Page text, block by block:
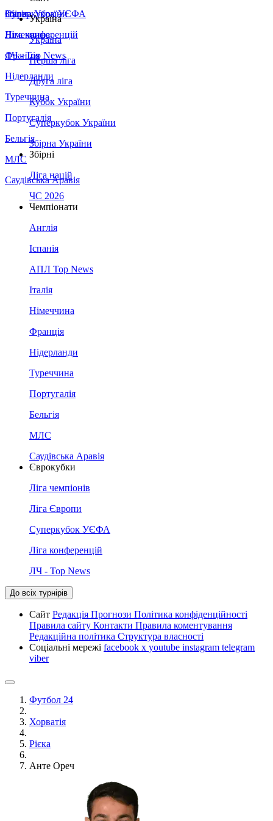
Збірна України
Італія
Німеччина
Франція
Нідерланди
Туреччина
Португалія
Бельгія
МЛС
Саудівська Аравія
Суперкубок УЄФА
Ліга конференцій
ЛЧ - Top News
Україна
Україна
Перша ліга
Друга ліга
Кубок України
Суперкубок України
Збірна України
Збірні
Ліга націй
ЧС 2026
Чемпіонати
Англія
Іспанія
АПЛ Top News
Італія
Німеччина
Франція
Нідерланди
Туреччина
Португалія
Бельгія
МЛС
Саудівська Аравія
Єврокубки
Ліга чемпіонів
Ліга Європи
Суперкубок УЄФА
Ліга конференцій
ЛЧ - Top News
До всіх турнірів
Сайт Редакція Прогнози Політика конфіденційності
Правила сайту Контакти Правила коментування
Редакційна політика Структура власності
Соціальні мережі facebook x youtube instagram telegram
viber
Футбол 24
Хорватія
Рієка
Анте Ореч